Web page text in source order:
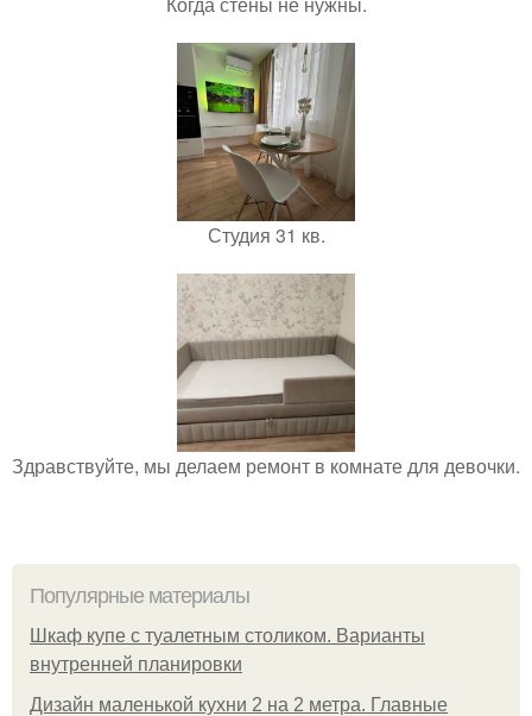
Студия 31 кв.
Здравствуйте, мы делаем ремонт в комнате для девочки.
Популярные материалы
Шкаф купе с туалетным столиком. Варианты
внутренней планировки
Дизайн маленькой кухни 2 на 2 метра. Главные